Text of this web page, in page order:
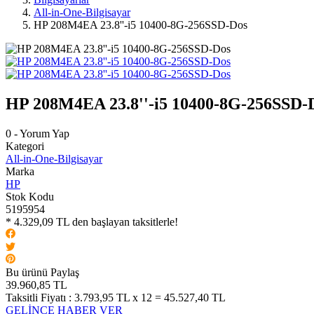
All-in-One-Bilgisayar
HP 208M4EA 23.8''-i5 10400-8G-256SSD-Dos
HP 208M4EA 23.8''-i5 10400-8G-256SSD-
0 - Yorum Yap
Kategori
All-in-One-Bilgisayar
Marka
HP
Stok Kodu
5195954
* 4.329,09 TL den başlayan taksitlerle!
Bu ürünü Paylaş
39.960,85 TL
Taksitli Fiyatı : 3.793,95 TL x 12 = 45.527,40 TL
GELİNCE HABER VER